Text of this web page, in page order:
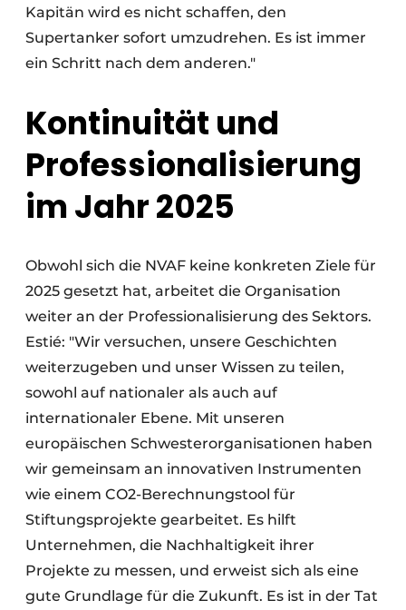
Kapitän wird es nicht schaffen, den
Supertanker sofort umzudrehen. Es ist immer
ein Schritt nach dem anderen."
Kontinuität und
Professionalisierung
im Jahr 2025
Obwohl sich die NVAF keine konkreten Ziele für
2025 gesetzt hat, arbeitet die Organisation
weiter an der Professionalisierung des Sektors.
Estié: "Wir versuchen, unsere Geschichten
weiterzugeben und unser Wissen zu teilen,
sowohl auf nationaler als auch auf
internationaler Ebene. Mit unseren
europäischen Schwesterorganisationen haben
wir gemeinsam an innovativen Instrumenten
wie einem CO2-Berechnungstool für
Stiftungsprojekte gearbeitet. Es hilft
Unternehmen, die Nachhaltigkeit ihrer
Projekte zu messen, und erweist sich als eine
gute Grundlage für die Zukunft. Es ist in der Tat